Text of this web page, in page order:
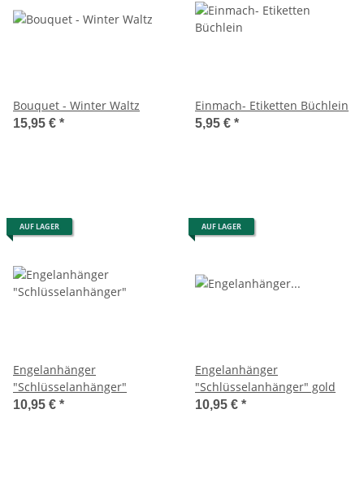
Bouquet - Winter Waltz
15,95 € *
Einmach- Etiketten Büchlein
5,95 € *
AUF LAGER
Engelanhänger
"Schlüsselanhänger"
10,95 € *
AUF LAGER
Engelanhänger
"Schlüsselanhänger" gold
10,95 € *